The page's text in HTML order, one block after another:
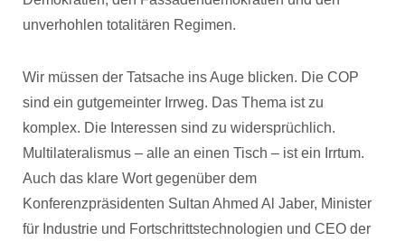
unverhohlen totalitären Regimen.
Wir müssen der Tatsache ins Auge blicken. Die COP
sind ein gutgemeinter Irrweg. Das Thema ist zu
komplex. Die Interessen sind zu widersprüchlich.
Multilateralismus – alle an einen Tisch – ist ein Irrtum.
Auch das klare Wort gegenüber dem
Konferenzpräsidenten Sultan Ahmed Al Jaber, Minister
für Industrie und Fortschrittstechnologien und CEO der